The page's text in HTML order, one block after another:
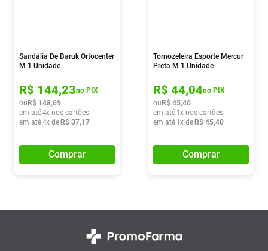
Sandália De Baruk Ortocenter
M 1 Unidade
R$ 144,23no PIX
ou R$ 148,69
em até4x nos cartões
em até4x de R$ 37,17
Comprar
Tornozeleira Esporte Mercur
Preta M 1 Unidade
R$ 44,04no PIX
ou R$ 45,40
em até 1x nos cartões
em até 1x de R$ 45,40
Comprar